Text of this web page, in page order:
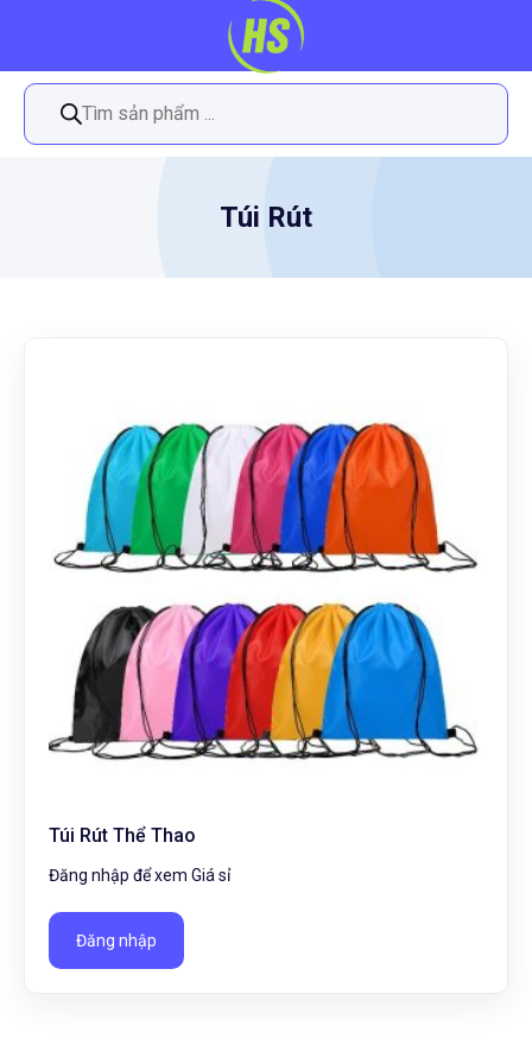
Tìm
phẩm
Túi Rút
Túi Rút Thể Thao
Đăng nhập để xem Giá sỉ
Đăng nhập